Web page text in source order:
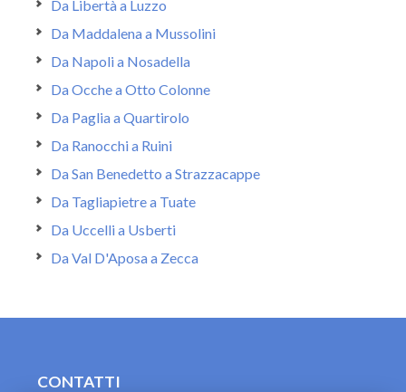
Da Libertà a Luzzo
Da Maddalena a Mussolini
Da Napoli a Nosadella
Da Ocche a Otto Colonne
Da Paglia a Quartirolo
Da Ranocchi a Ruini
Da San Benedetto a Strazzacappe
Da Tagliapietre a Tuate
Da Uccelli a Usberti
Da Val D'Aposa a Zecca
CONTATTI